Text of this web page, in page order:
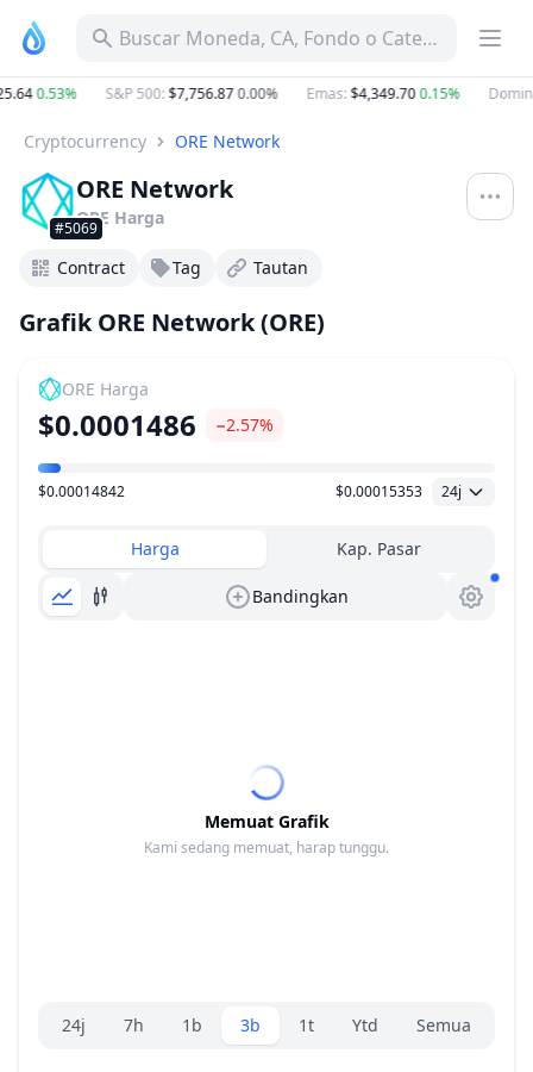
Buscar Moneda, CA, Fondo o Categoría
0.53% S&P 500:$7,756.870.00% Emas:$4,349.700.15%
Cryptocurrency ORE Network
#5069
ORE Network
ORE Harga
Contract Tag Tautan
Grafik ORE Network (ORE)
ORE Harga
$0.0001486 −2.57%
Kisaran Harga
$0.00014842 $0.00015353 24j
Harga Kap. Pasar
Bandingkan
Memuat Grafik
Kami sedang memuat, harap tunggu.
Pemilih rentang.
24j 7h 1b 3b 1t Ytd Semua